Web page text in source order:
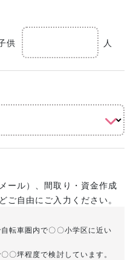
供 人
ール）、間取り・資金作成
ご自由にご入力ください。
転車圏内で〇〇小学区に近い
〇坪程度で検討しています。